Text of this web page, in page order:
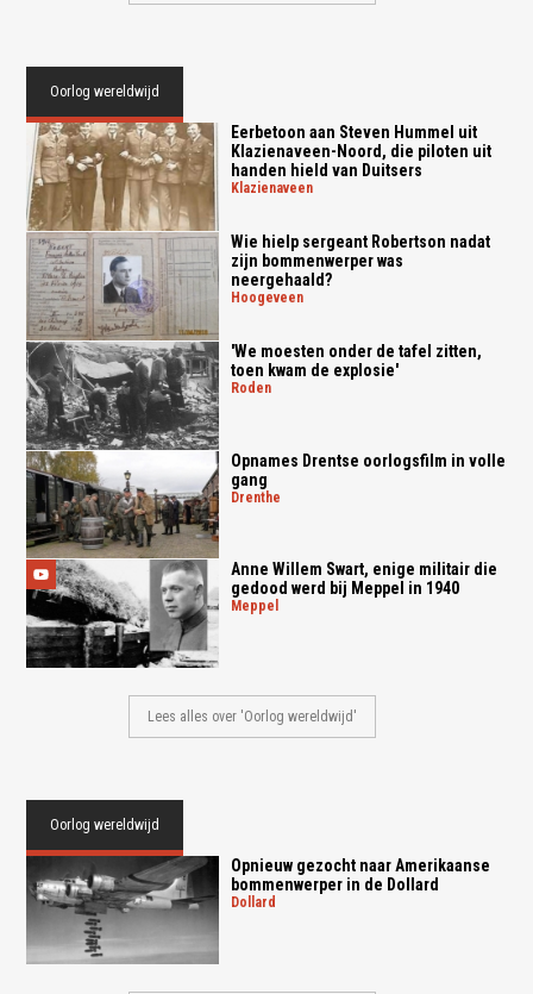
Oorlog wereldwijd
Eerbetoon aan Steven Hummel uit
Klazienaveen-Noord, die piloten uit
handen hield van Duitsers
klazienaveen
Wie hielp sergeant Robertson nadat
zijn bommenwerper was
neergehaald?
hoogeveen
'We moesten onder de tafel zitten,
toen kwam de explosie'
roden
Opnames Drentse oorlogsfilm in volle
gang
drenthe
Anne Willem Swart, enige militair die
gedood werd bij Meppel in 1940
meppel
Lees alles over 'Oorlog wereldwijd'
Oorlog wereldwijd
Opnieuw gezocht naar Amerikaanse
bommenwerper in de Dollard
dollard